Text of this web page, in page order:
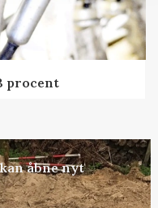
procent
åbne nyt